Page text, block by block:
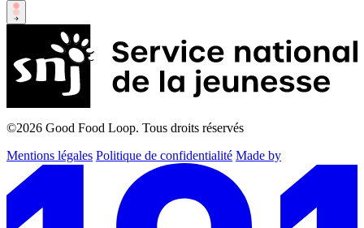
©2026 Good Food Loop. Tous droits réservés
Mentions légales Politique de confidentialité Made by